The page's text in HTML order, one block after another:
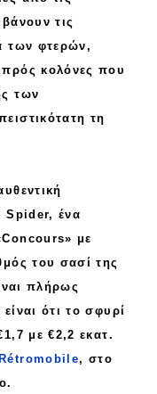
τις
των φτερών,
κολόνες που
των
τη
Spider, ένα
Concours» με
του σασί της
πλήρως
ότι το σφυρί
με €2,2 εκατ.
Rétromobile, στο
.